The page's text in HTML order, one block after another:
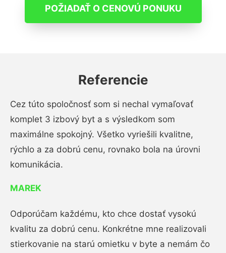
POŽIADAŤ O CENOVÚ PONUKU
Referencie
Cez túto spoločnosť som si nechal vymaľovať
komplet 3 izbový byt a s výsledkom som
maximálne spokojný. Všetko vyriešili kvalitne,
rýchlo a za dobrú cenu, rovnako bola na úrovni
komunikácia.
MAREK
Odporúčam každému, kto chce dostať vysokú
kvalitu za dobrú cenu. Konkrétne mne realizovali
stierkovanie na starú omietku v byte a nemám čo